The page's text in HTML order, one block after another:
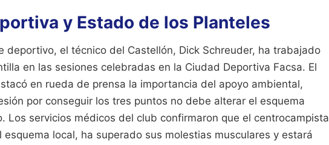
y Estado de los Planteles
deportivo, el técnico del Castellón, Dick Schreuder, ha trabajado
en las sesiones celebradas en la Ciudad Deportiva Facsa. El
en rueda de prensa la importancia del apoyo ambiental,
por conseguir los tres puntos no debe alterar el esquema
Los servicios médicos del club confirmaron que el centrocampista
esquema local, ha superado sus molestias musculares y estará